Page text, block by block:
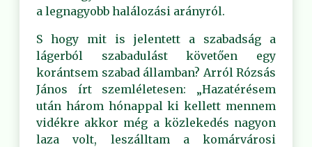
a legnagyobb halálozási arányról.
S hogy mit is jelentett a szabadság a
lágerból szabadulást követően egy
korántsem szabad államban? Arról Rózsás
János írt szemléletesen: „Hazatérésem
után három hónappal ki kellett mennem
vidékre akkor még a közlekedés nagyon
laza volt, leszálltam a komárvárosi